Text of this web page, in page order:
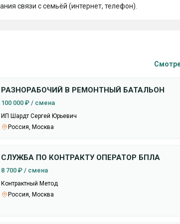
связи с семьёй (интернет, телефон).
РАЗНОРАБОЧИЙ В РЕМОНТНЫЙ БАТАЛЬОН
100 000 ₽ / смена
ИП Шардт Сергей Юрьевич
Россия, Москва
СЛУЖБА ПО КОНТРАКТУ ОПЕРАТОР БПЛА
8 700 ₽ / смена
Контрактный Метод
Россия, Москва